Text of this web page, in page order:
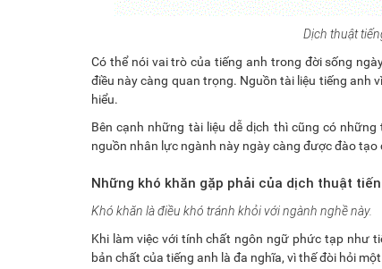
Dịch thuật
Có thể nói vai trò của tiếng anh trong đời sống
điều này càng quan trọng. Nguồn tài liệu tiếng anh
hiểu.
Bên cạnh những tài liệu dễ dịch thì cũng có
nguồn nhân lực ngành này ngày càng được đào tạo
Những khó khăn gặp phải của dịch thuật
Khó khăn là điều khó tránh khỏi với ngành nghề này.
Khi làm việc với tính chất ngôn ngữ phức tạp như
bản chất của tiếng anh là đa nghĩa, vì thế đòi hỏi